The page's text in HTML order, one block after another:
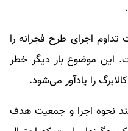
اجرای طرح فجرانه را
این موضوع بار دیگر خطر
را یادآور می‌شود.
نحوه اجرا و جمعیت هدف